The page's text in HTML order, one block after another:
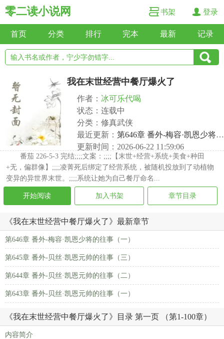
零二读小说网 书架 登录
首页 分类 排行 完本 最新 记录
我在末世经营中餐厅爆火了
作者： 冰可乐代喝
状态：连载中
分类：修真武侠
最近更新： 第646章 番外-梅容·凯恩少将的往事（一）
更新时间：2026-06-22 11:59:06
番茄 226-5-3 完结;;;;文案：;;;;【末世+经营+系统+美食+种田
+无，偏群像】;;;;凌菁死后绑定了经营系统，被随机投放到了动植物
变异的异世界末世。;;;;系统让她为自己餐厅命名...
开始阅读 加入书架 章节目录
《我在末世经营中餐厅爆火了》最新章节
第646章 番外-梅容·凯恩少将的往事（一）
第645章 番外-贝丝·凯恩元帅的往事（三）
第644章 番外-贝丝·凯恩元帅的往事（二）
第643章 番外-贝丝·凯恩元帅的往事（一）
《我在末世经营中餐厅爆火了》目录 第一页 （第1-100章）
内容简介